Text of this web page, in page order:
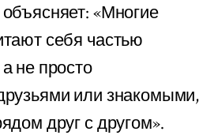
«Многие
себя частью
не просто
или знакомыми,
друг с другом».